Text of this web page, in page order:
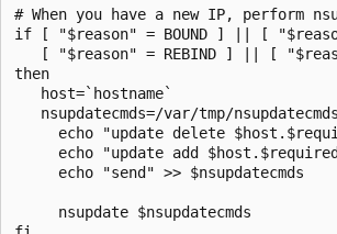
# When you have a new IP, perform
if [ "$reason" = BOUND ] || [
[ "$reason" = REBIND ] || [
then
   host=`hostname`
   nsupdatecmds=/var/tmp/nsupdatecmds
echo "update delete
echo "update add
     echo "send" >> $nsupdatecmds
     nsupdate $nsupdatecmds